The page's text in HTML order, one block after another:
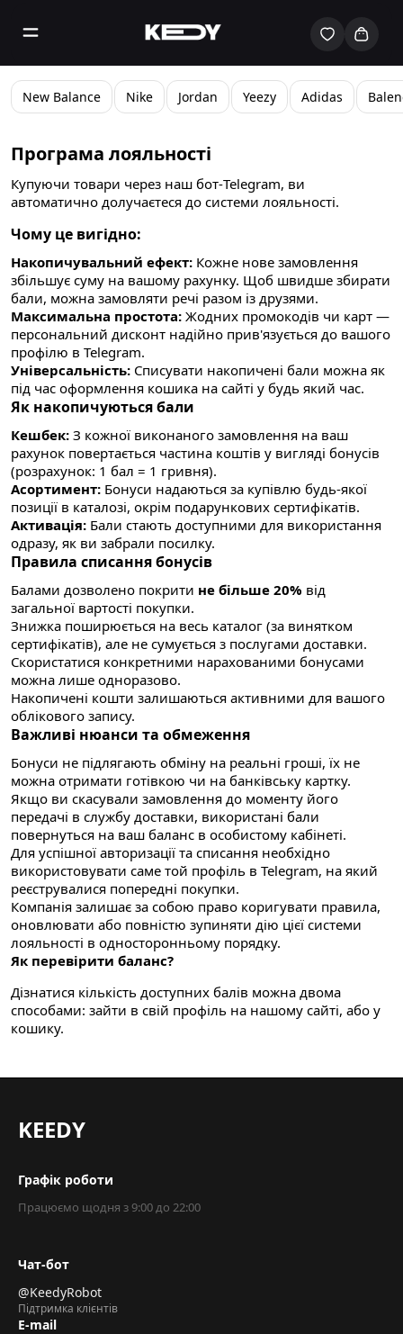
New Balance Nike Jordan Yeezy Adidas
Програма лояльності
Купуючи товари через наш бот-Telegram, ви
автоматично долучаєтеся до системи лояльності.
Чому це вигідно:
Накопичувальний ефект: Кожне нове замовлення
збільшує суму на вашому рахунку. Щоб швидше збирати
бали, можна замовляти речі разом із друзями.
Максимальна простота: Жодних промокодів чи карт —
персональний дисконт надійно прив'язується до вашого
профілю в Telegram.
Універсальність: Списувати накопичені бали можна як
під час оформлення кошика на сайті у будь який час.
Як накопичуються бали
Кешбек: З кожної виконаного замовлення на ваш
рахунок повертається частина коштів у вигляді бонусів
(розрахунок: 1 бал = 1 гривня).
Асортимент: Бонуси надаються за купівлю будь-якої
позиції в каталозі, окрім подарункових сертифікатів.
Активація: Бали стають доступними для використання
одразу, як ви забрали посилку.
Правила списання бонусів
Балами дозволено покрити не більше 20% від
загальної вартості покупки.
Знижка поширюється на весь каталог (за винятком
сертифікатів), але не сумується з послугами доставки.
Скористатися конкретними нарахованими бонусами
можна лише одноразово.
Накопичені кошти залишаються активними для вашого
облікового запису.
Важливі нюанси та обмеження
Бонуси не підлягають обміну на реальні гроші, їх не
можна отримати готівкою чи на банківську картку.
Якщо ви скасували замовлення до моменту його
передачі в службу доставки, використані бали
повернуться на ваш баланс в особистому кабінеті.
Для успішної авторизації та списання необхідно
використовувати саме той профіль в Telegram, на який
реєструвалися попередні покупки.
Компанія залишає за собою право коригувати правила,
оновлювати або повністю зупиняти дію цієї системи
лояльності в односторонньому порядку.
Як перевірити баланс?
Дізнатися кількість доступних балів можна двома
способами: зайти в свій профіль на нашому сайті, або у
кошику.
KEEDY
Графік роботи
Працюємо щодня з 9:00 до 22:00
Чат-бот
@KeedyRobot
Підтримка клієнтів
E-mail